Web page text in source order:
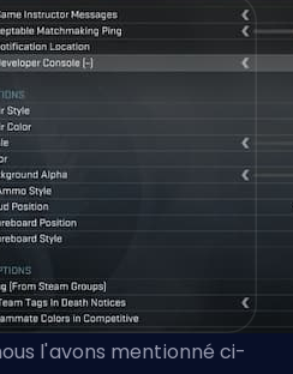
l'avons mentionné ci-